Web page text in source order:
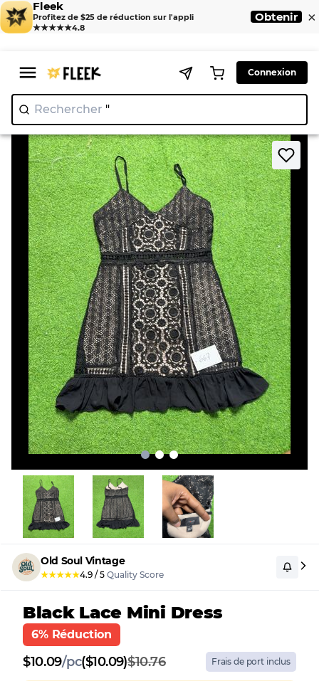
Fleek
Profitez de $25 de réduction sur l'appli
★★★★★4.8
Obtenir ×
Connexion
Rechercher "Ni
Home > Dress > Black Lace Mini Dress
Old Soul Vintage
★★★★★4.9 / 5 Quality Score
Black Lace Mini Dress
6% Réduction
$10.09/pc($10.09)$10.76 Frais de port inclus